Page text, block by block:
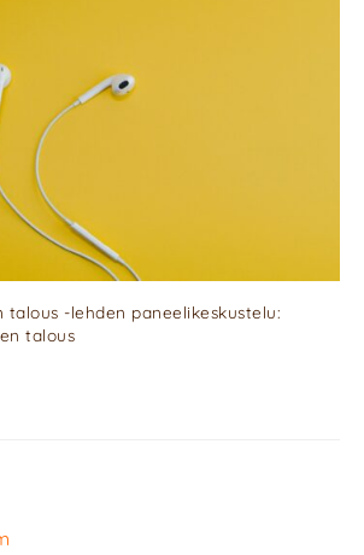
talous -lehden paneelikeskustelu:
talous